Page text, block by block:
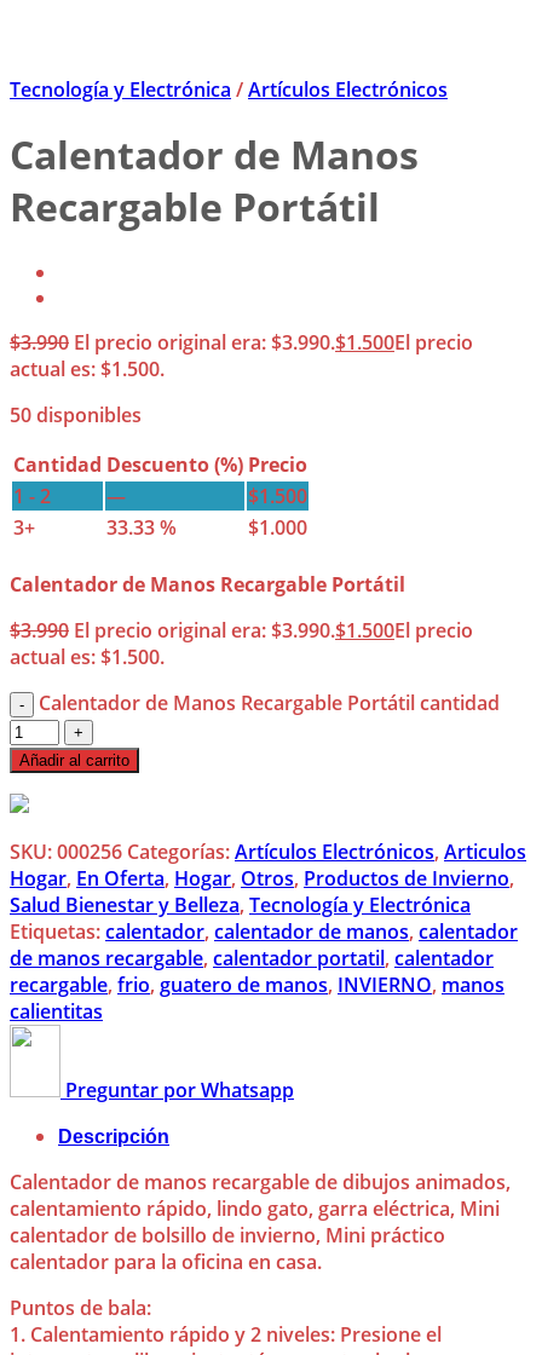
Tecnología y Electrónica /Artículos Electrónicos
Calentador de Manos
Recargable Portátil
$3.990 El precio original era: $3.990.$1.500El precio
actual es: $1.500.
50 disponibles
Cantidad Descuento (%) Precio
1 - 2
— $1.500
3+
33.33 % $1.000
Calentador de Manos Recargable Portátil
$3.990 El precio original era: $3.990.$1.500El precio
actual es: $1.500.
Calentador de Manos Recargable Portátil cantidad
Añadir al carrito
SKU:000256 Categorías:Artículos Electrónicos, Articulos
Hogar, En Oferta, Hogar, Otros, Productos de Invierno,
Salud Bienestar y Belleza, Tecnología y Electrónica
Etiquetas:calentador, calentador de manos, calentador
de manos recargable, calentador portatil, calentador
recargable, frio, guatero de manos, INVIERNO, manos
calientitas
Preguntar por Whatsapp
Descripción
Calentador de manos recargable de dibujos animados,
calentamiento rápido, lindo gato, garra eléctrica, Mini
calentador de bolsillo de invierno, Mini práctico
calentador para la oficina en casa.
Puntos de bala:
1. Calentamiento rápido y 2 niveles: Presione el